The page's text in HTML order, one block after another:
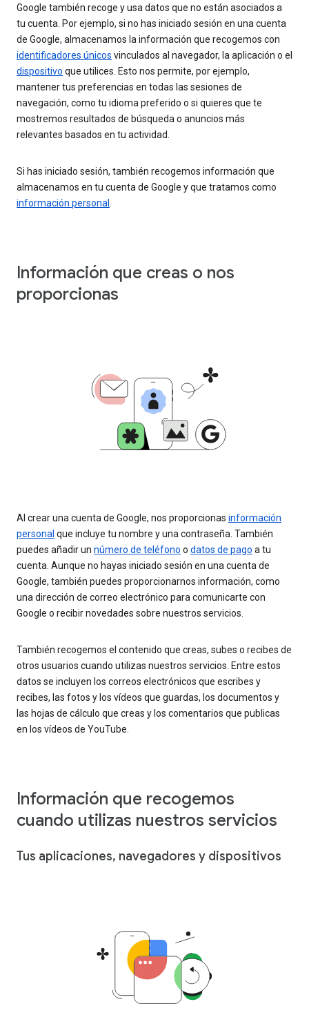
Google también recoge y usa datos que no están asociados a
tu cuenta. Por ejemplo, si no has iniciado sesión en una cuenta
de Google, almacenamos la información que recogemos con
identificadores únicos vinculados al navegador, la aplicación o el
dispositivo que utilices. Esto nos permite, por ejemplo,
mantener tus preferencias en todas las sesiones de
navegación, como tu idioma preferido o si quieres que te
mostremos resultados de búsqueda o anuncios más
relevantes basados en tu actividad.
Si has iniciado sesión, también recogemos información que
almacenamos en tu cuenta de Google y que tratamos como
información personal
Información que creas o nos
proporcionas
Al crear una cuenta de Google, nos proporcionas información
personal que incluye tu nombre y una contraseña. También
puedes añadir un número de teléfono o datos de pago a tu
cuenta. Aunque no hayas iniciado sesión en una cuenta de
Google, también puedes proporcionarnos información, como
una dirección de correo electrónico para comunicarte con
Google o recibir novedades sobre nuestros servicios.
También recogemos el contenido que creas, subes o recibes de
otros usuarios cuando utilizas nuestros servicios. Entre estos
datos se incluyen los correos electrónicos que escribes y
recibes, las fotos y los vídeos que guardas, los documentos y
las hojas de cálculo que creas y los comentarios que publicas
en los vídeos de YouTube.
Información que recogemos
cuando utilizas nuestros servicios
Tus aplicaciones, navegadores y dispositivos